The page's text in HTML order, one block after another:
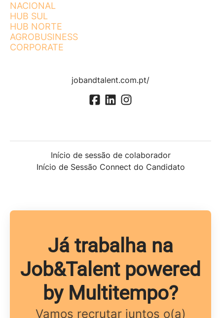
NACIONAL
HUB SUL
HUB NORTE
AGROBUSINESS
CORPORATE
jobandtalent.com.pt/
Início de sessão de colaborador
Início de Sessão Connect do Candidato
Já trabalha na
Job&Talent powered
by Multitempo?
Vamos recrutar juntos o(a)